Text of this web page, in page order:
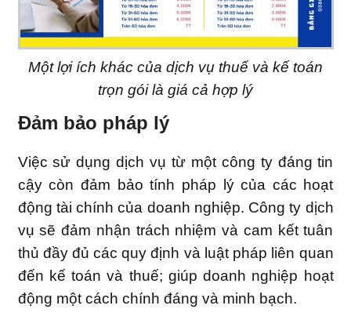
Một lợi ích khác của dịch vụ thuế và kế toán
trọn gói là giá cả hợp lý
Đảm bảo pháp lý
Việc sử dụng dịch vụ từ một công ty đáng tin
cậy còn đảm bảo tính pháp lý của các hoạt
động tài chính của doanh nghiệp. Công ty dịch
vụ sẽ đảm nhận trách nhiệm và cam kết tuân
thủ đầy đủ các quy định và luật pháp liên quan
đến kế toán và thuế; giúp doanh nghiệp hoạt
động một cách chính đáng và minh bạch.